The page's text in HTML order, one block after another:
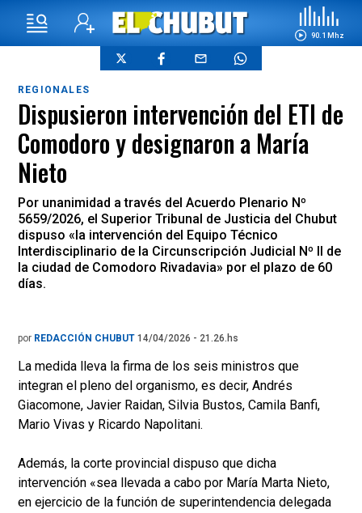
90.1 Mhz
REGIONALES
Dispusieron intervención del ETI de
Comodoro y designaron a María
Nieto
Por unanimidad a través del Acuerdo Plenario Nº
5659/2026, el Superior Tribunal de Justicia del Chubut
dispuso «la intervención del Equipo Técnico
Interdisciplinario de la Circunscripción Judicial Nº II de
la ciudad de Comodoro Rivadavia» por el plazo de 60
días.
por REDACCIÓN CHUBUT 14/04/2026 - 21.26.hs
La medida lleva la firma de los seis ministros que
integran el pleno del organismo, es decir, Andrés
Giacomone, Javier Raidan, Silvia Bustos, Camila Banfi,
Mario Vivas y Ricardo Napolitani.
Además, la corte provincial dispuso que dicha
intervención «sea llevada a cabo por María Marta Nieto,
en ejercicio de la función de superintendencia delegada